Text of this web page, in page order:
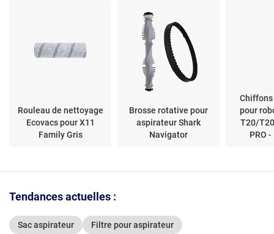
Rouleau de nettoyage
Ecovacs pour X11
Family Gris
Brosse rotative pour
aspirateur Shark
Navigator
pour
T20/
PRO
Tendances actuelles :
Sac aspirateur
Filtre pour aspirateur